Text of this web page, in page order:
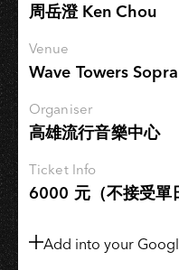
6
貝
芬:
第
號
交
曲
周岳澄 Ken Chou
Venue
Wave Towers
Organiser
高雄流行音樂中心
Ticket Info
6000 元（不接受單
Add into your